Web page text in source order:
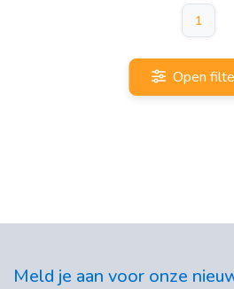
1
Open
Meld je aan voor onze